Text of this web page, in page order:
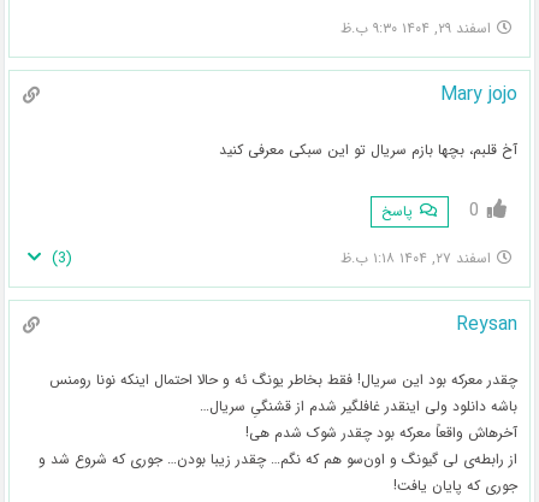
اسفند ۲۹, ۱۴۰۴ ۹:۳۰ ب.ظ
Mary jojo
آخ قلبم، بچها بازم سریال تو این سبکی معرفی کنید
0 پاسخ
اسفند ۲۷, ۱۴۰۴ ۱:۱۸ ب.ظ (
3
)
Reysan
چقدر معرکه بود این سریال! فقط بخاطر یونگ ئه و حالا احتمال اینکه نونا رومنس
باشه دانلود ولی اینقدر غافلگیر شدم از قشنگیِ سریال…
آخرهاش واقعاً معرکه بود چقدر شوک شدم هی!
از رابطه‌ی لی گیونگ و اون‌سو هم که نگم… چقدر زیبا بودن… جوری که شروع شد و
جوری که پایان یافت!